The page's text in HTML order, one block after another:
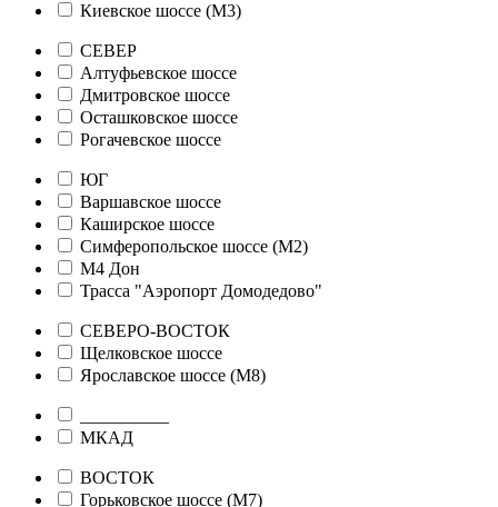
Киевское шоссе (М3)
СЕВЕР
Алтуфьевское шоссе
Дмитровское шоссе
Осташковское шоссе
Рогачевское шоссе
ЮГ
Варшавское шоссе
Каширское шоссе
Симферопольское шоссе (М2)
М4 Дон
Трасса "Аэропорт Домодедово"
СЕВЕРО-ВОСТОК
Щелковское шоссе
Ярославское шоссе (М8)
МКАД
ВОСТОК
Горьковское шоссе (М7)